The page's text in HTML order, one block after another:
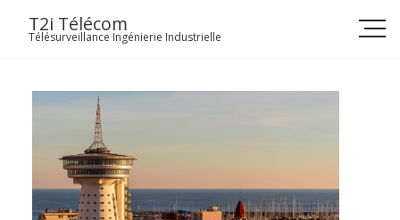
T2i Télécom
Télésurveillance Ingénierie Industrielle